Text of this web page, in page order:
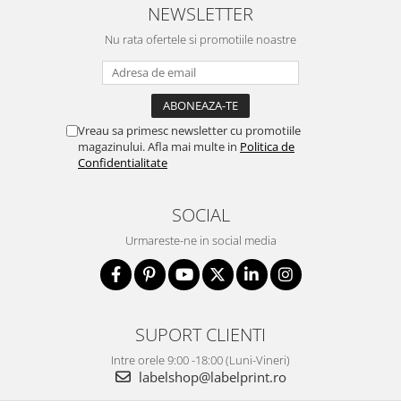
NEWSLETTER
Nu rata ofertele si promotiile noastre
Vreau sa primesc newsletter cu promotiile
magazinului. Afla mai multe in Politica de
Confidentialitate
SOCIAL
Urmareste-ne in social media
SUPORT CLIENTI
Intre orele 9:00 -18:00 (Luni-Vineri)
labelshop@labelprint.ro